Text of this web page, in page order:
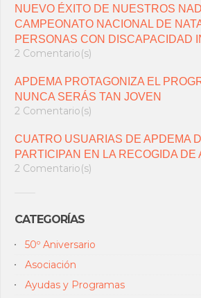
NUEVO ÉXITO DE NUESTROS
CAMPEONATO NACIONAL DE
PERSONAS CON DISCAPACIDAD
2 Comentario(s)
APDEMA PROTAGONIZA EL
NUNCA SERÁS TAN JOVEN
2 Comentario(s)
CUATRO USUARIAS DE APDEMA
PARTICIPAN EN LA RECOGIDA DE
2 Comentario(s)
CATEGORÍAS
50º Aniversario
Asociación
Ayudas y Programas